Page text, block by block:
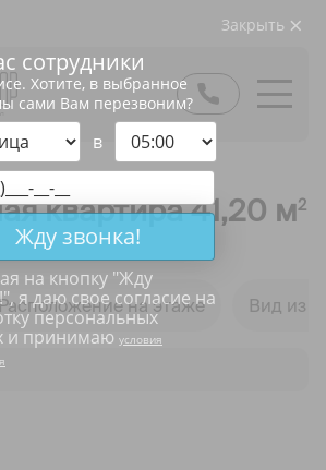
квартира 41,20 м2
Расположение на этаже Вид из
Закрыть
сотрудники
Хотите, в выбранное
сами Вам перезвоним?
в
Жду звонка!
на кнопку "Жду
", я даю свое согласие на
персональных
и принимаю условия